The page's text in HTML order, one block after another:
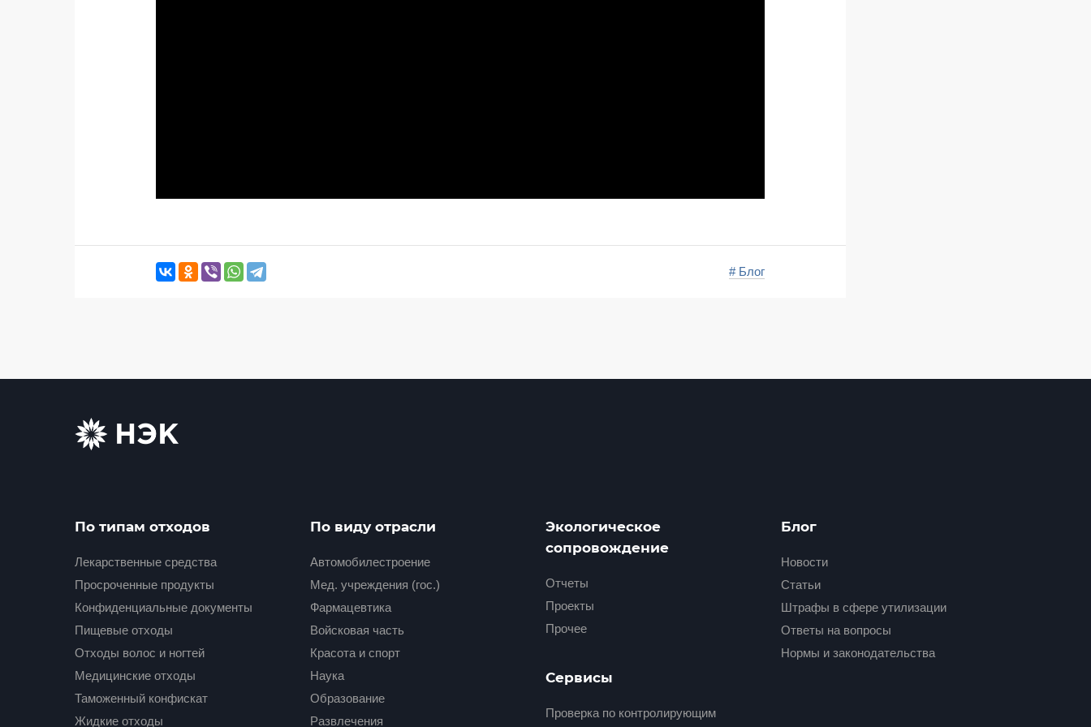
# Блог
По типам отходов
Лекарственные средства
Просроченные продукты
Конфиденциальные документы
Пищевые отходы
Отходы волос и ногтей
Медицинские отходы
Таможенный конфискат
Жидкие отходы
По виду отрасли
Автомобилестроение
Мед. учреждения (гос.)
Фармацевтика
Войсковая часть
Красота и спорт
Наука
Образование
Развлечения
Экологическое
сопровождение
Отчеты
Проекты
Прочее
Сервисы
Проверка по контролирующим
Блог
Новости
Статьи
Штрафы в сфере утилизации
Ответы на вопросы
Нормы и законодательства